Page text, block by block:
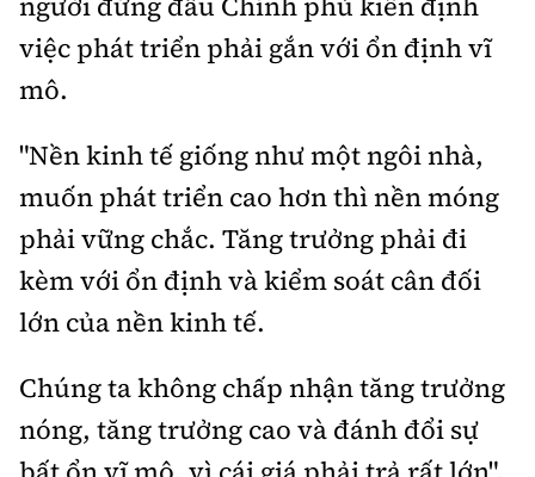
việc phát triển phải gắn với ổn định vĩ
mô.
"Nền kinh tế giống như một ngôi nhà,
muốn phát triển cao hơn thì nền móng
phải vững chắc. Tăng trưởng phải đi
kèm với ổn định và kiểm soát cân đối
lớn của nền kinh tế.
Chúng ta không chấp nhận tăng trưởng
nóng, tăng trưởng cao và đánh đổi sự